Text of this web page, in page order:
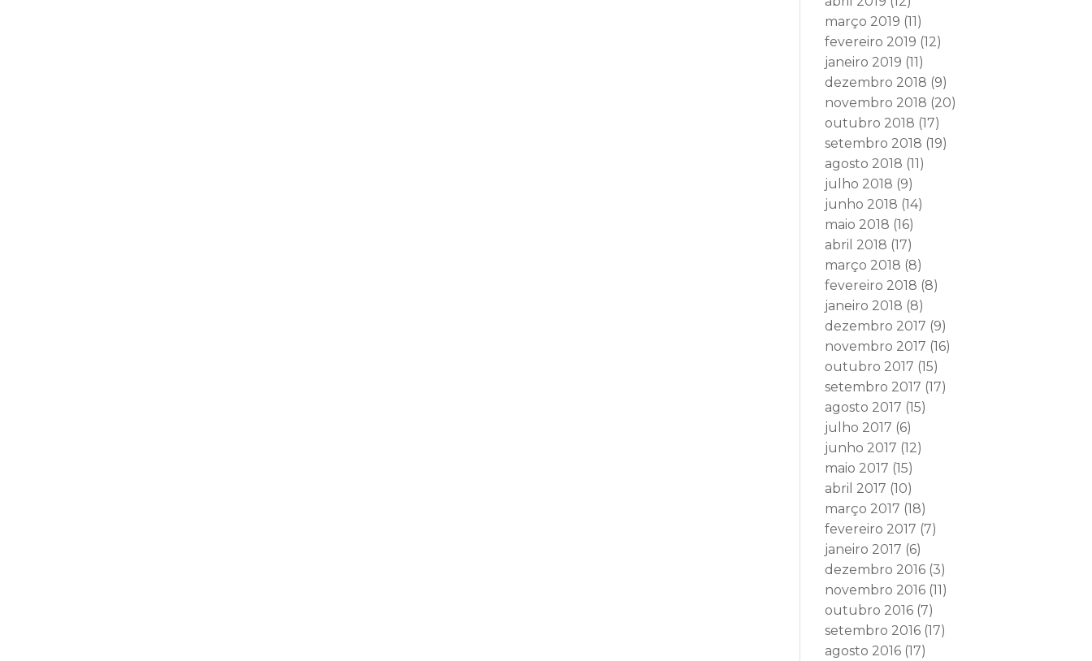
março 2019 (11)
fevereiro 2019 (12)
janeiro 2019 (11)
dezembro 2018 (9)
novembro 2018 (20)
outubro 2018 (17)
setembro 2018 (19)
agosto 2018 (11)
julho 2018 (9)
junho 2018 (14)
maio 2018 (16)
abril 2018 (17)
março 2018 (8)
fevereiro 2018 (8)
janeiro 2018 (8)
dezembro 2017 (9)
novembro 2017 (16)
outubro 2017 (15)
setembro 2017 (17)
agosto 2017 (15)
julho 2017 (6)
junho 2017 (12)
maio 2017 (15)
abril 2017 (10)
março 2017 (18)
fevereiro 2017 (7)
janeiro 2017 (6)
dezembro 2016 (3)
novembro 2016 (11)
outubro 2016 (7)
setembro 2016 (17)
agosto 2016 (17)